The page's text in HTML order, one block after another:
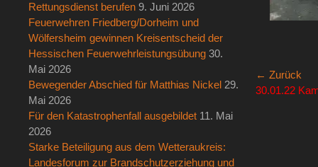
← Zurück
Vorheriger
30.01.22
Rettungsdienst berufen 9. Juni 2026
Feuerwehren Friedberg/Dorheim und
Wölfersheim gewinnen Kreisentscheid der
Hessischen Feuerwehrleistungsübung 30.
Mai 2026
Bewegender Abschied für Matthias Nickel 29.
Mai 2026
Für den Katastrophenfall ausgebildet 11. Mai
2026
Starke Beteiligung aus dem Wetteraukreis:
Landesforum zur Brandschutzerziehung und